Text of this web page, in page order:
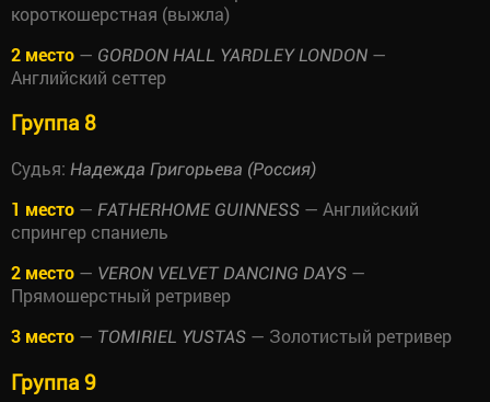
короткошерстная (выжла)
2 место — GORDON HALL YARDLEY LONDON —
Английский сеттер
Группа 8
Судья: Надежда Григорьева (Россия)
1 место — FATHERHOME GUINNESS — Английский
спрингер спаниель
2 место — VERON VELVET DANCING DAYS —
Прямошерстный ретривер
3 место — TOMIRIEL YUSTAS — Золотистый ретривер
Группа 9